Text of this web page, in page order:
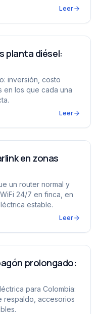
Leer
diésel: cuál te
planta diésel:
inversión, costo
en los que cada una
Leer
zonas rurales de
en zonas
un router normal y
24/7 en finca, en
estable.
Leer
qué tener
prolongado:
para Colombia:
respaldo, accesorios